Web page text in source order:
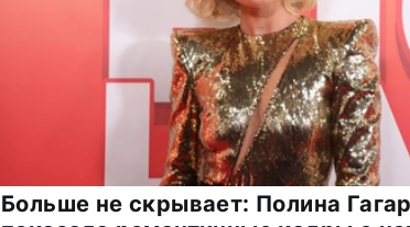
Больше не скрывает: Полина